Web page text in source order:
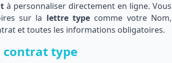
à personnaliser directement en ligne. Vous
sur la lettre typecomme votre Nom,
et toutes les informations obligatoires.
contrat type